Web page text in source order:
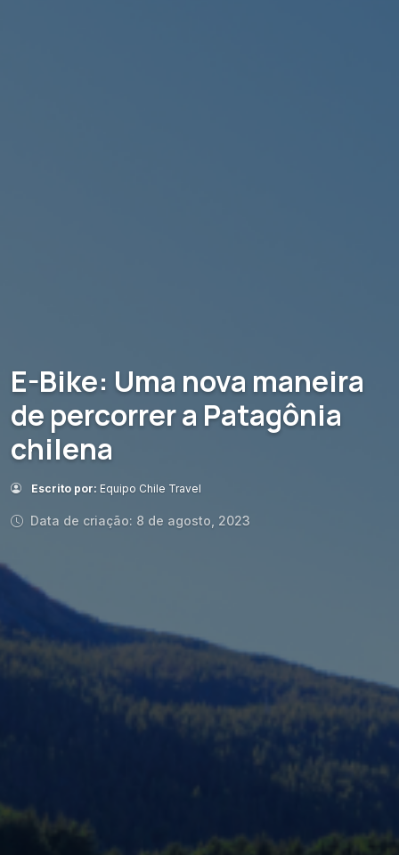
E-Bike: Uma nova maneira
de percorrer a Patagônia
chilena
Escrito por: Equipo Chile Travel
Data de criação: 8 de agosto, 2023